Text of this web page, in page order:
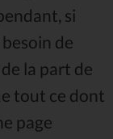
si
de
la part de
tout ce dont
page